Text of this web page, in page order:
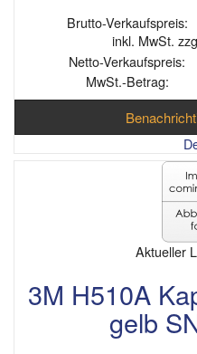
Brutto-Verkaufspreis:
inkl. MwSt.
Netto-Verkaufspreis:
MwSt.-Betrag:
Aktueller
3M H510A
gelb